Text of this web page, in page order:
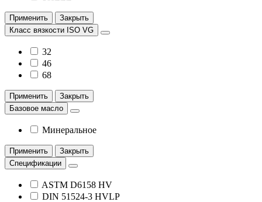
Применить
Закрыть
Класс вязкости ISO VG
32
46
68
Применить
Закрыть
Базовое масло
Минеральное
Применить
Закрыть
Спецификации
ASTM D6158 HV
DIN 51524-3 HVLP